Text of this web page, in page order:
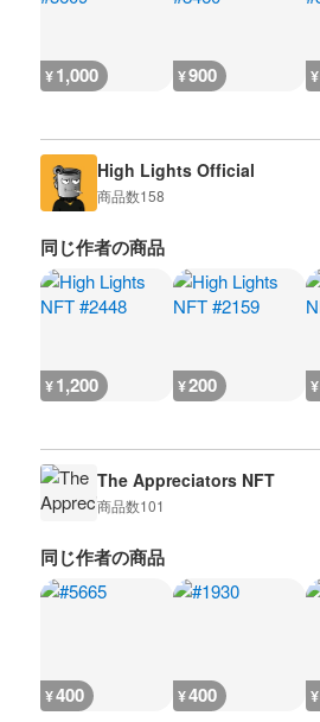
¥1,000 ¥900 ¥
High Lights Official
商品数158
同じ作者の商品
¥1,200 ¥200 ¥
The Appreciators NFT
商品数101
同じ作者の商品
¥400 ¥400 ¥